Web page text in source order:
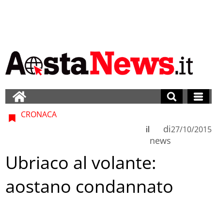
CRONACA
di
news
il 27/10/2015
Ubriaco al volante:
aostano condannato